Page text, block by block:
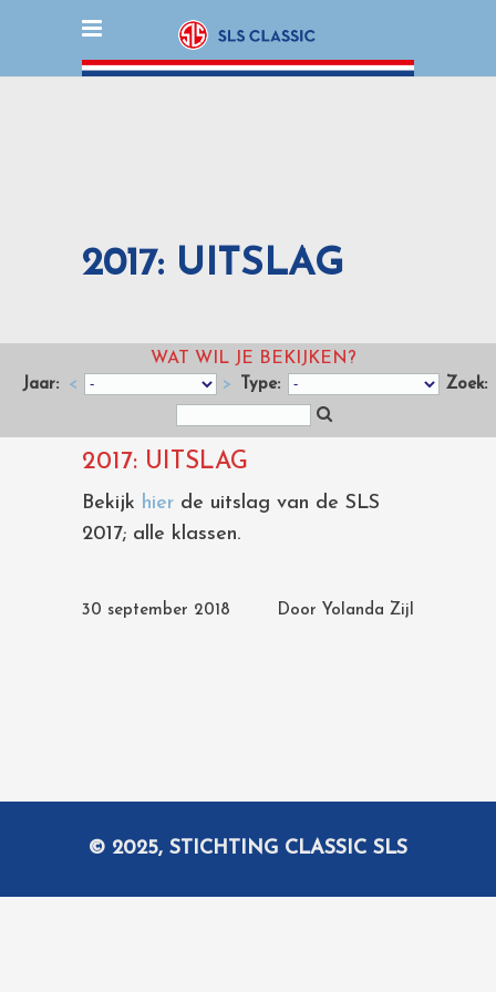
2017: UITSLAG
WAT WIL JE BEKIJKEN?
Jaar: < > Type: Zoek:
2017: UITSLAG
Bekijk hier de uitslag van de SLS
2017; alle klassen.
30 september 2018 Door Yolanda Zijl
© 2025, STICHTING CLASSIC SLS